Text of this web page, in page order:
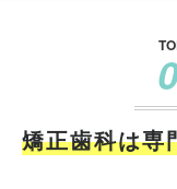
矯正歯科は専